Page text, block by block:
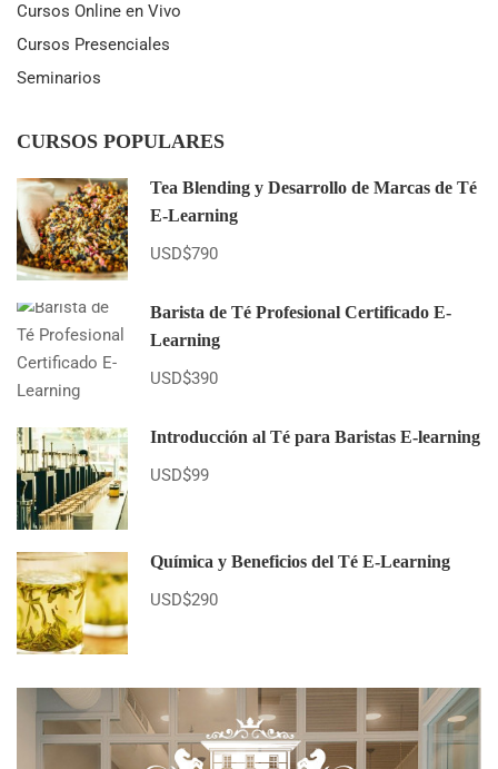
BUSCA
RECUPERAR
TRONO
VERDE
JAPÓN
Cursos Online en Vivo
Cursos Presenciales
Seminarios
CURSOS POPULARES
Tea Blending y Desarrollo de Marcas de Té
E-Learning
USD$790
Barista de Té Profesional Certificado E-
Learning
USD$390
Introducción al Té para Baristas E-learning
USD$99
Química y Beneficios del Té E-Learning
USD$290